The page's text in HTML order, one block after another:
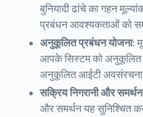
बुनियादी ढांचे का गहन
प्रबंधन आवश्यकताओं को
अनुकूलित प्रबंधन योजना:
आपके सिस्टम को
अनुकूलित आईटी अवसंरचना
सक्रिय निगरानी और
और समर्थन यह सुनिश्चित